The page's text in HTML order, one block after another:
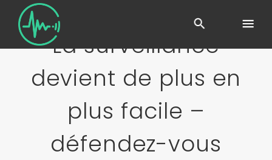
La surveillance
devient de plus en
plus facile –
défendez-vous